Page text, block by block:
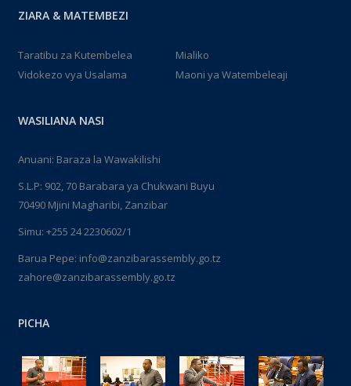
ZIARA & MATEMBEZI
Taratibu za Kutembelea
Mialiko
Vidokezo vya Usalama
Maoni ya Watembeleaji
WASILIANA NASI
Anuani: Baraza la Wawakilishi
S.L.P: 902, 70 Barabara ya Chukwani Buyu
70490 Mjini Magharibi, Zanzibar
Simu: +255 24 2230602/1
Barua Pepe: info@zanzibarassembly.go.tz
zahore@zanzibarassembly.go.tz
PICHA